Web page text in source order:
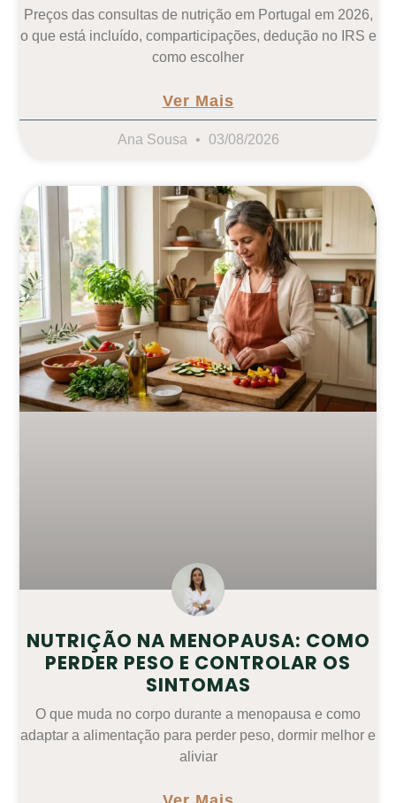
Preços das consultas de nutrição em Portugal em 2026,
o que está incluído, comparticipações, dedução no IRS e
como escolher
Ver Mais
Ana Sousa 03/08/2026
NUTRIÇÃO NA MENOPAUSA: COMO
PERDER PESO E CONTROLAR OS
SINTOMAS
O que muda no corpo durante a menopausa e como
adaptar a alimentação para perder peso, dormir melhor e
aliviar